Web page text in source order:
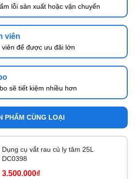
lỗi sản xuất hoặc vận chuyển
viên
để được ưu đãi lớn
sẽ tiết kiệm nhiều hơn
PHẨM CÙNG LOẠI
Dụng cụ vắt rau củ ly tâm 25L
DC0398
3.500.000₫